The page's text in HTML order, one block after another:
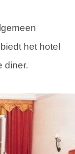
het hotel
diner.